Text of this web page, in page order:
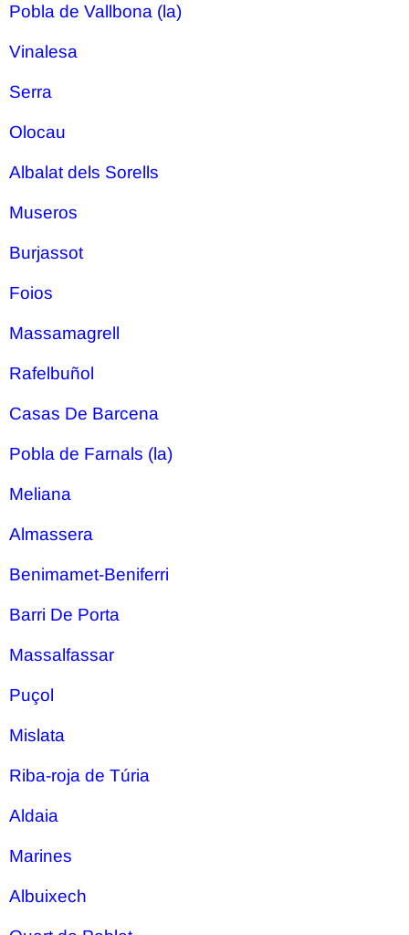
Pobla de Vallbona (la)
Vinalesa
Serra
Olocau
Albalat dels Sorells
Museros
Burjassot
Foios
Massamagrell
Rafelbuñol
Casas De Barcena
Pobla de Farnals (la)
Meliana
Almassera
Benimamet-Beniferri
Barri De Porta
Massalfassar
Puçol
Mislata
Riba-roja de Túria
Aldaia
Marines
Albuixech